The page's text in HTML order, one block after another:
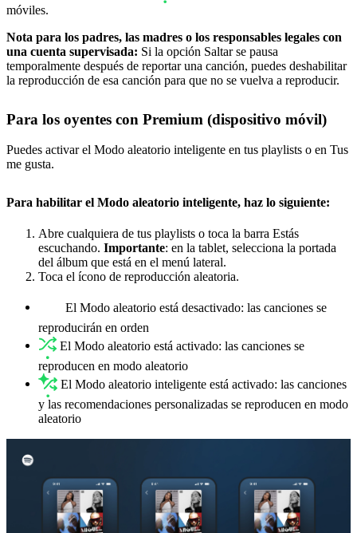
móviles.
Nota para los padres, las madres o los responsables legales con
una cuenta supervisada: Si la opción Saltar se pausa
temporalmente después de reportar una canción, puedes deshabilitar
la reproducción de esa canción para que no se vuelva a reproducir.
Para los oyentes con Premium (dispositivo móvil)
Puedes activar el Modo aleatorio inteligente en tus playlists o en Tus
me gusta.
Para habilitar el Modo aleatorio inteligente, haz lo siguiente:
Abre cualquiera de tus playlists o toca la barra Estás
escuchando. Importante: en la tablet, selecciona la portada
del álbum que está en el menú lateral.
Toca el ícono de reproducción aleatoria.
El Modo aleatorio está desactivado: las canciones se
reproducirán en orden
El Modo aleatorio está activado: las canciones se
reproducen en modo aleatorio
El Modo aleatorio inteligente está activado: las canciones
y las recomendaciones personalizadas se reproducen en modo
aleatorio